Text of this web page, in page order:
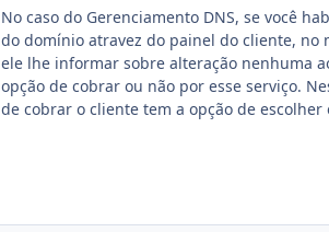
No caso do Gerenciamento DNS, se você
do domínio atravez do painel do cliente, no
ele lhe informar sobre alteração nenhuma
opção de cobrar ou não por esse serviço.
de cobrar o cliente tem a opção de